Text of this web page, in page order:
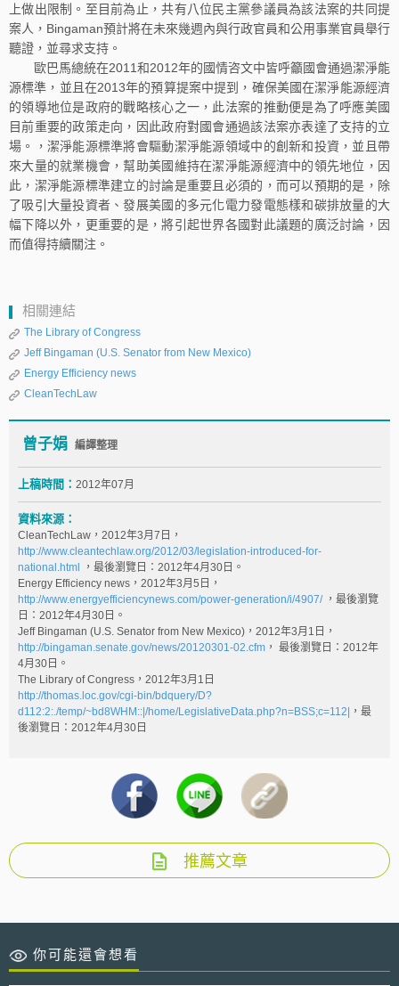
上做出限制。至目前為止，共有八位民主黨參議員為該法案的共同提
案人，Bingaman預計將在未來幾週內與行政官員和公用事業官員舉行
聽證，並尋求支持。
歐巴馬總統在2011和2012年的國情咨文中皆呼籲國會通過潔淨能
源標準，並且在2013年的預算提案中提到，確保美國在潔淨能源經濟
的領導地位是政府的戰略核心之一，此法案的推動便是為了呼應美國
目前重要的政策走向，因此政府對國會通過該法案亦表達了支持的立
場。，潔淨能源標準將會驅動潔淨能源領域中的創新和投資，並且帶
來大量的就業機會，幫助美國維持在潔淨能源經濟中的領先地位，因
此，潔淨能源標準建立的討論是重要且必須的，而可以預期的是，除
了吸引大量投資者、發展美國的多元化電力發電態樣和碳排放量的大
幅下降以外，更重要的是，將引起世界各國對此議題的廣泛討論，因
而值得持續關注。
相關連結
The Library of Congress
Jeff Bingaman (U.S. Senator from New Mexico)
Energy Efficiency news
CleanTechLaw
曾子娟 編譯整理
上稿時間： 2012年07月
資料來源：
CleanTechLaw，2012年3月7日，
http://www.cleantechlaw.org/2012/03/legislation-introduced-for-
national.html
，最後瀏覽日：2012年4月30日。
Energy Efficiency news，2012年3月5日，
http://www.energyefficiencynews.com/power-generation/i/4907/ ，最後瀏覽
日：2012年4月30日。
Jeff Bingaman (U.S. Senator from New Mexico)，2012年3月1日，
http://bingaman.senate.gov/news/20120301-02.cfm ， 最後瀏覽日：2012年
4月30日。
The Library of Congress，2012年3月1日
http://thomas.loc.gov/cgi-bin/bdquery/D?
d112:2:./temp/~bd8WHM::|/home/LegislativeData.php?n=BSS;c=112|
，最
後瀏覽日：2012年4月30日
推薦文章
你可能還會想看